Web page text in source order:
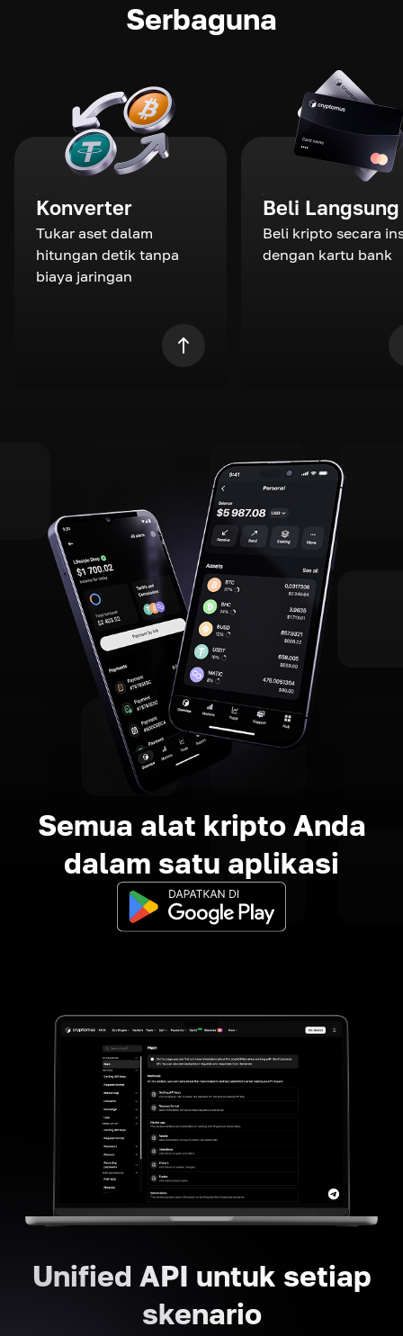
Serbaguna
Konverter
Tukar aset dalam
hitungan detik tanpa
biaya jaringan
Beli Langsung
Beli kripto secara
dengan kartu bank
Semua alat kripto Anda
dalam satu aplikasi
Unified API untuk setiap
skenario